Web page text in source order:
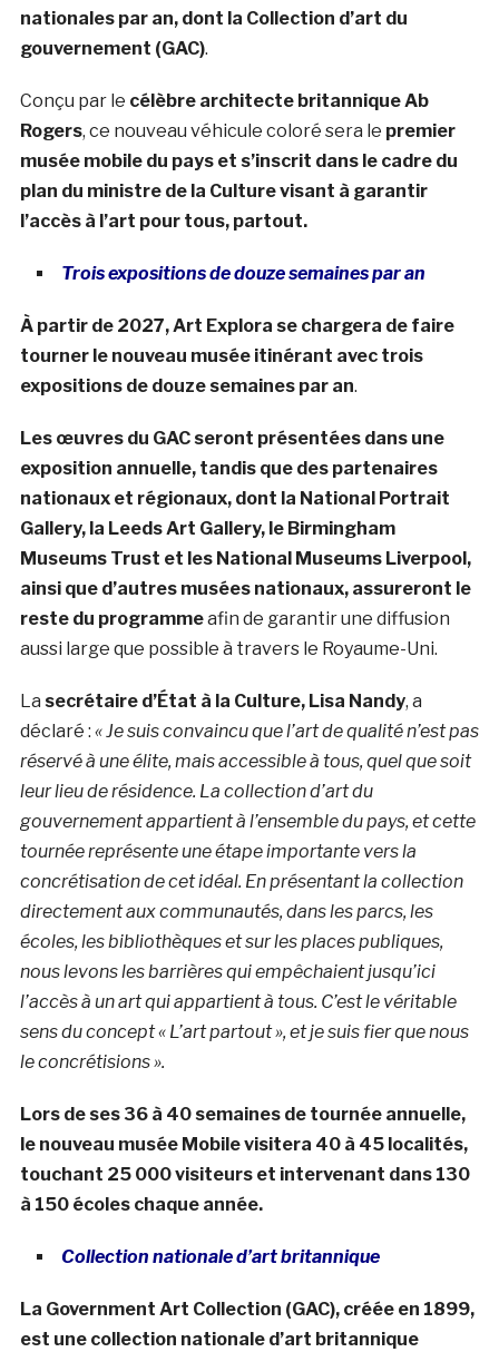
nationales par an, dont la Collection d’art du
gouvernement (GAC).
Conçu par le célèbre architecte britannique Ab
Rogers, ce nouveau véhicule coloré sera le premier
musée mobile du pays et s’inscrit dans le cadre du
plan du ministre de la Culture visant à garantir
l’accès à l’art pour tous, partout.
Trois expositions de douze semaines par an
À partir de 2027, Art Explora se chargera de faire
tourner le nouveau musée itinérant avec trois
expositions de douze semaines par an.
Les œuvres du GAC seront présentées dans une
exposition annuelle, tandis que des partenaires
nationaux et régionaux, dont la National Portrait
Gallery, la Leeds Art Gallery, le Birmingham
Museums Trust et les National Museums Liverpool,
ainsi que d’autres musées nationaux, assureront le
reste du programmeafin de garantir une diffusion
aussi large que possible à travers le Royaume-Uni.
La secrétaire d’État à la Culture, Lisa Nandy, a
déclaré : «Je suis convaincu que l’art de qualité n’est pas
réservé à une élite, mais accessible à tous, quel que soit
leur lieu de résidence. La collection d’art du
gouvernement appartient à l’ensemble du pays, et cette
tournée représente une étape importante vers la
concrétisation de cet idéal. En présentant la collection
directement aux communautés, dans les parcs, les
écoles, les bibliothèques et sur les places publiques,
nous levons les barrières qui empêchaient jusqu’ici
l’accès à un art qui appartient à tous. C’est le véritable
sens du concept « L’art partout », et je suis fier que nous
le concrétisions ».
Lors de ses 36 à 40 semaines de tournée annuelle,
le nouveau musée Mobile visitera 40 à 45 localités,
touchant 25 000 visiteurs et intervenant dans 130
à 150 écoles chaque année.
Collection nationale d’art britannique
La Government Art Collection (GAC), créée en 1899,
est une collection nationale d’art britannique